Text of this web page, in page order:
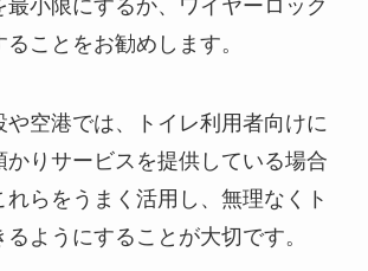
最小限にするか、ワイヤーロック
ことをお勧めします。
や空港では、トイレ利用者向けに
かりサービスを提供している場合
れらをうまく活用し、無理なくト
ようにすることが大切です。